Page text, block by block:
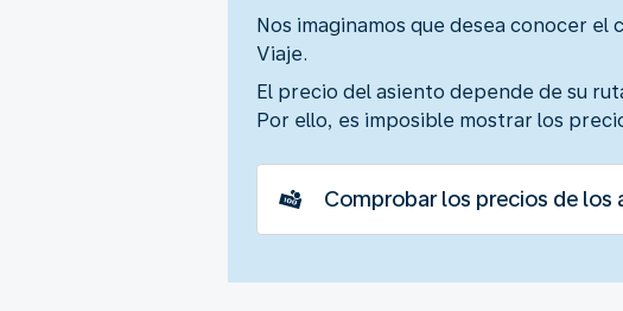
Nos imaginamos que desea conocer
Viaje.
El precio del asiento depende de su
Por ello, es imposible mostrar los
Comprobar los precios de los